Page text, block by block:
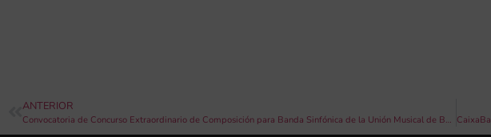
ANTERIOR
Convocatoria de Concurso Extraordinario de Composición para Banda Sinfónica de la Unión Musical de Benidorm. “CAMINANT CAP AL CENTENARI”